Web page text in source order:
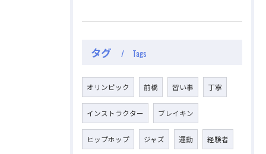
タグ Tags
オリンピック 前橋 習い事 丁寧
インストラクター ブレイキン
ヒップホップ ジャズ 運動 経験者